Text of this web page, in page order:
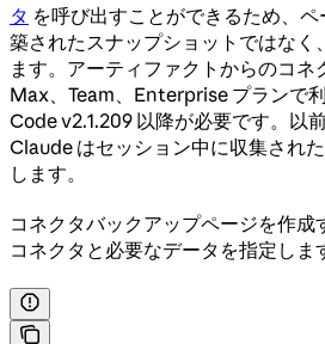
タ を呼び出すことができるため、
築されたスナップショットではなく
ます。アーティファクトからのコネ
Max、Team、Enterprise プランで
Code v2.1.209 以降が必要です。以
Claude はセッション中に収集され
します。
コネクタバックアップページを作
コネクタと必要なデータを指定しま